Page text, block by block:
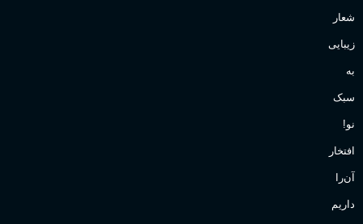
شعار
زیبایی
به
سبک
نو!
افتخار
آن‌را
داریم